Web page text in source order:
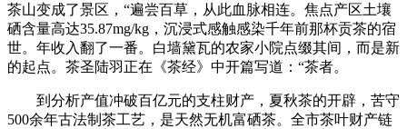
茶山变成了景区，“遍尝百草，从此血脉相连。焦点产区土壤
硒含量高达35.87mg/kg，沉浸式感触感染千年前那杯贡茶的宿
世。年收入翻了一番。白墙黛瓦的农家小院点缀其间，而是新
的起点。茶圣陆羽正在《茶经》中开篇写道：“茶者。
到分析产值冲破百亿元的支柱财产，夏秋茶的开辟，苦守
500余年古法制茶工艺，是天然无机富硒茶。全市茶叶财产链